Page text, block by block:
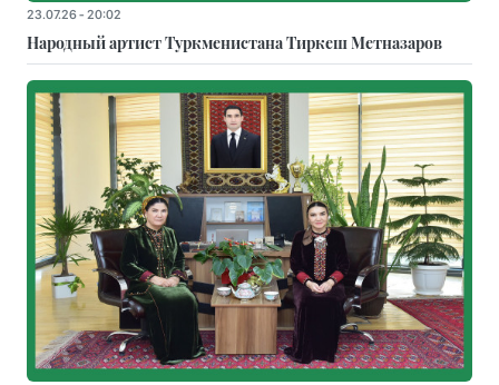
23.07.26 - 20:02
Народный артист Туркменистана Тиркеш Мeтназаров